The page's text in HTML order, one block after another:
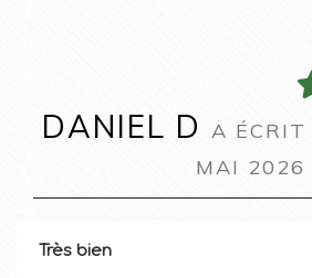
DANIEL D A
MAI 2026
Très bien